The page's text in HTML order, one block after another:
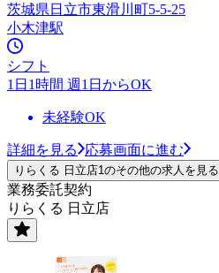
茨城県日立市東滑川町5-5-25
小木津駅
シフト
1日1時間 週1日からOK
未経験OK
詳細を見る 応募画面に進む
りらくる 日立店1のその他の求人を見る
業務委託契約
りらくる 日立店